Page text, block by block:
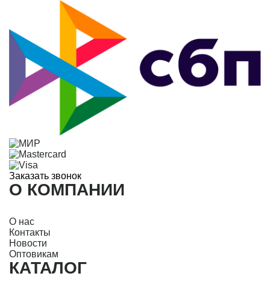
Заказать звонок
О КОМПАНИИ
О нас
Контакты
Новости
Оптовикам
КАТАЛОГ